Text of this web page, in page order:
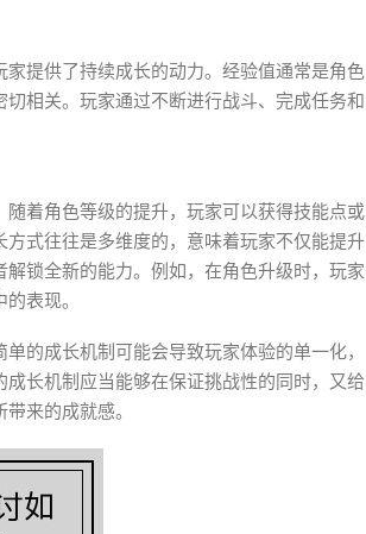
提供了持续成长的动力。经验值通常是角色
相关。玩家通过不断进行战斗、完成任务和
着角色等级的提升，玩家可以获得技能点或
式往往是多维度的，意味着玩家不仅能提升
锁全新的能力。例如，在角色升级时，玩家
表现。
的成长机制可能会导致玩家体验的单一化，
长机制应当能够在保证挑战性的同时，又给
来的成就感。